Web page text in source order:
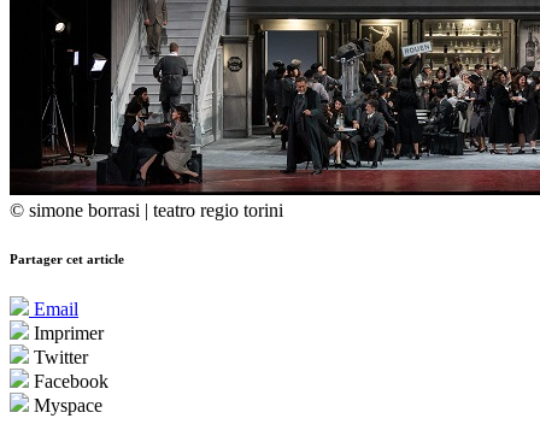
© simone borrasi | teatro regio torini
Partager cet article
Email
Imprimer
Twitter
Facebook
Myspace